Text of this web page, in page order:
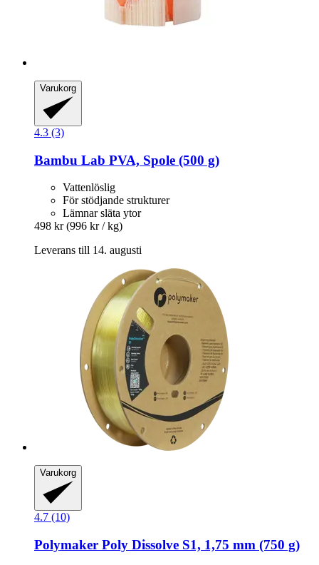
Varukorg
4.3 (3)
Bambu Lab PVA, Spole (500 g)
Vattenlöslig
För stödjande strukturer
Lämnar släta ytor
498 kr (996 kr / kg)
Leverans till 14. augusti
Varukorg
4.7 (10)
Polymaker Poly Dissolve S1, 1,75 mm (750 g)